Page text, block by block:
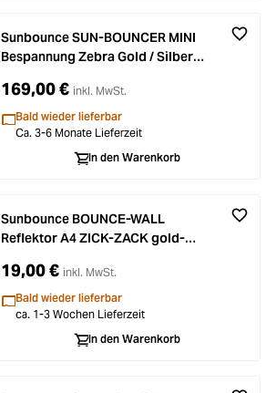
Sunbounce SUN-BOUNCER MINI
Bespannung Zebra Gold / Silber -
169,00 € inkl. MwSt.
Bald wieder lieferbar
Ca. 3-6 Monate Lieferzeit
In den Warenkorb
Sunbounce BOUNCE-WALL
Reflektor A4 ZICK-ZACK gold-
19,00 € inkl. MwSt.
Bald wieder lieferbar
ca. 1-3 Wochen Lieferzeit
In den Warenkorb